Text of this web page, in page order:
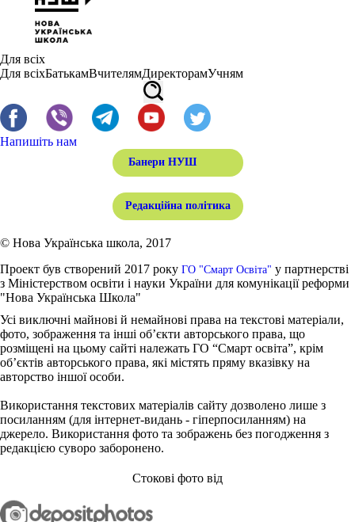
Для всіх
Для всіхБатькамВчителямДиректорамУчням
Напишіть нам
Банери НУШ
Редакційна політика
© Нова Українська школа, 2017
Проект був створений 2017 року ГО "Смарт Освіта" у партнерстві
з Міністерством освіти і науки України для комунікації реформи
"Нова Українська Школа"
Усі виключні майнові й немайнові права на текстові матеріали,
фото, зображення та інші об’єкти авторського права, що
розміщені на цьому сайті належать ГО “Смарт освіта”, крім
об’єктів авторського права, які містять пряму вказівку на
авторство іншої особи.
Використання текстових матеріалів сайту дозволено лише з
посиланням (для інтернет-видань - гіперпосиланням) на
джерело. Використання фото та зображень без погодження з
редакцією суворо заборонено.
Стокові фото від